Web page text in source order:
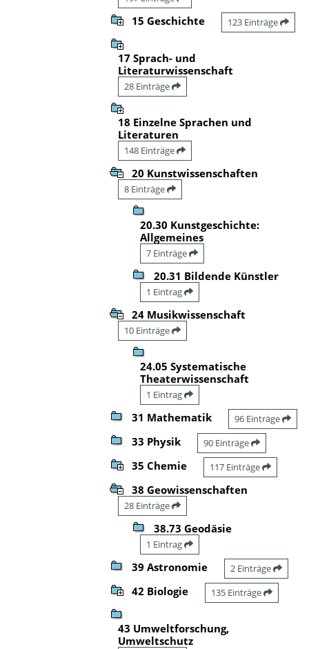
15 Geschichte 123 Einträge
17 Sprach- und
Literaturwissenschaft
28 Einträge
18 Einzelne Sprachen und
Literaturen
148 Einträge
20 Kunstwissenschaften
8 Einträge
20.30 Kunstgeschichte:
Allgemeines
7 Einträge
20.31 Bildende Künstler
1 Eintrag
24 Musikwissenschaft
10 Einträge
24.05 Systematische
Theaterwissenschaft
1 Eintrag
31 Mathematik 96 Einträge
33 Physik 90 Einträge
35 Chemie 117 Einträge
38 Geowissenschaften
28 Einträge
38.73 Geodäsie
1 Eintrag
39 Astronomie 2 Einträge
42 Biologie 135 Einträge
43 Umweltforschung,
Umweltschutz